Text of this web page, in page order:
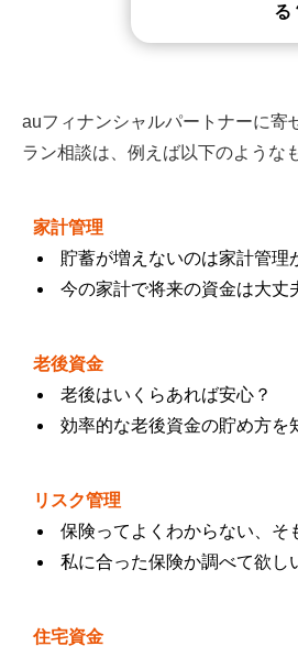
る
auフィナンシャルパートナーに寄
ラン相談は、例えば以下のような
家計管理
貯蓄が増えないのは家計管理
今の家計で将来の資金は大丈
老後資金
老後はいくらあれば安心？
効率的な老後資金の貯め方を
リスク管理
保険ってよくわからない、そ
私に合った保険か調べて欲し
住宅資金